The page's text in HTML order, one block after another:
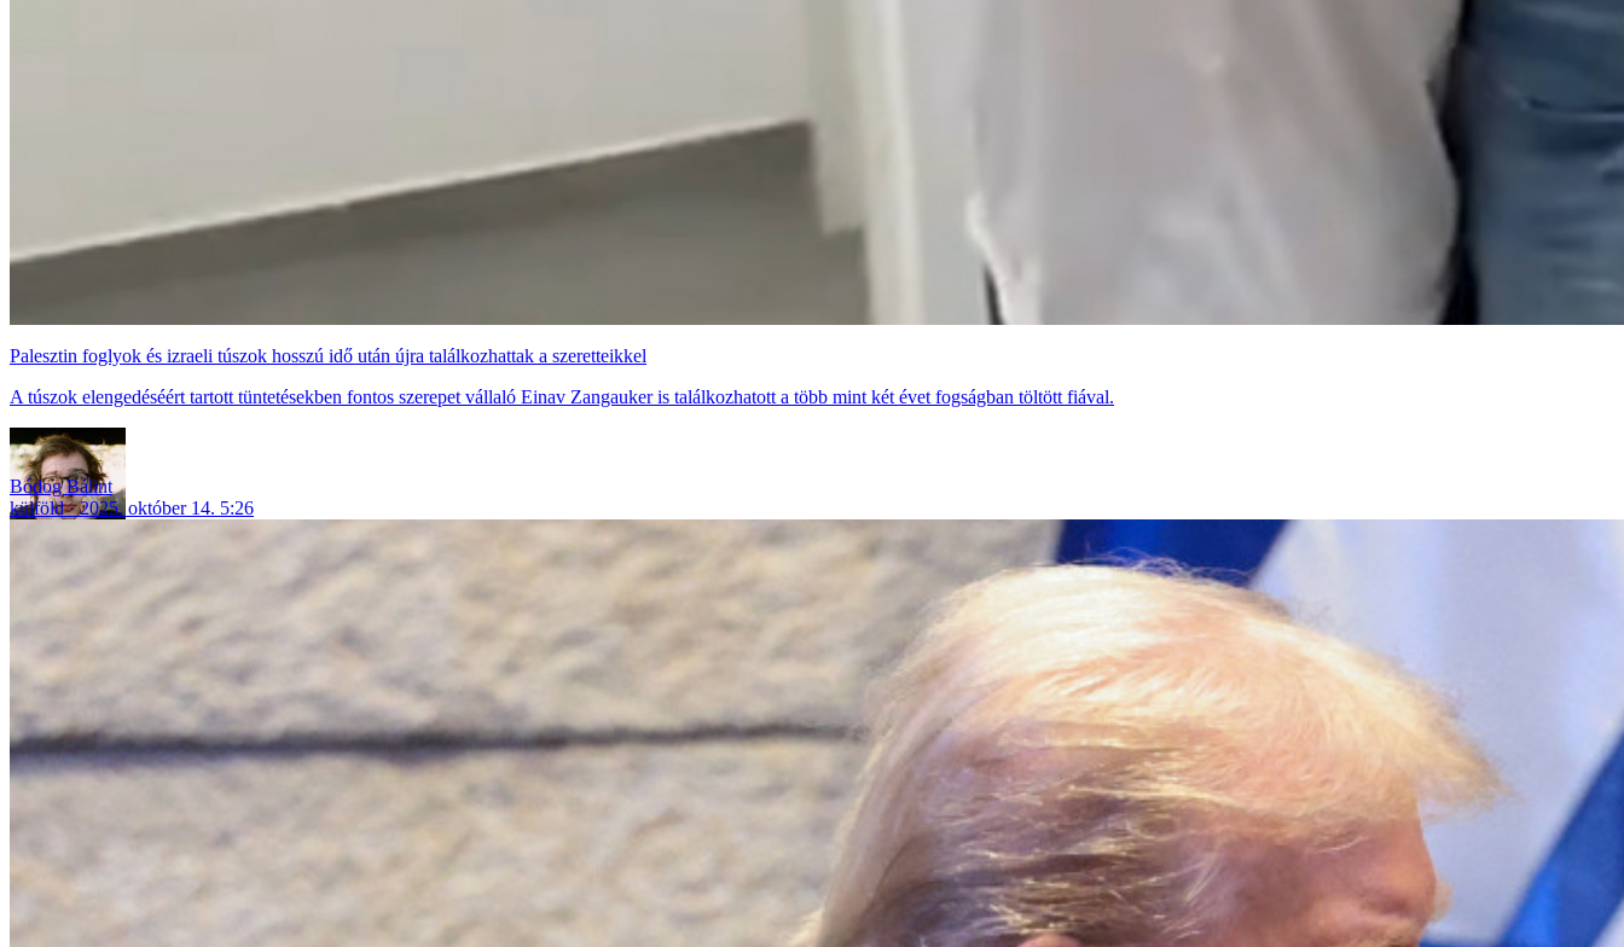
Palesztin foglyok és izraeli túszok hosszú idő után újra találkozhattak a szeretteikkel
A túszok elengedéséért tartott tüntetésekben fontos szerepet vállaló Einav Zangauker is találkozhatott a több mint két évet fogságban töltött fiával.
Bódog Bálint
külföld
2025. október 14. 5:26